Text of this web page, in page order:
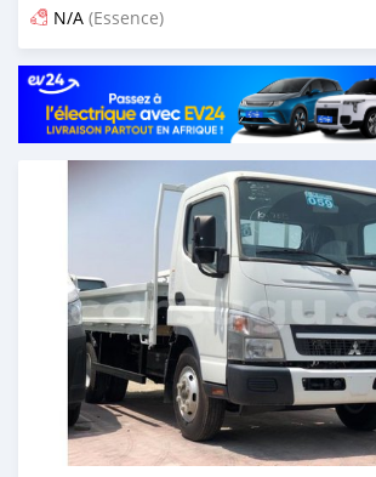
N/A (Essence)
Publié il y a presque 6 ans